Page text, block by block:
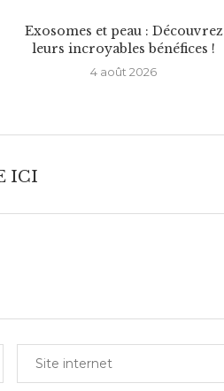
Exosomes et peau : Découvrez
leurs incroyables bénéfices !
4 août 2026
ICI